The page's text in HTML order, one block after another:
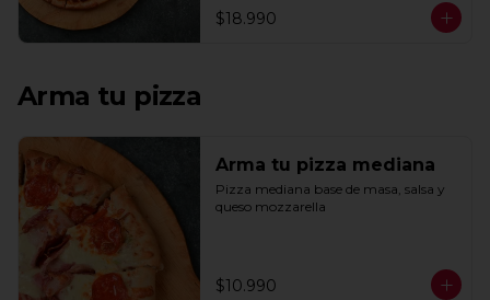
$18.990
Arma tu pizza
Arma tu pizza mediana
Pizza mediana base de masa, salsa y
queso mozzarella
$10.990